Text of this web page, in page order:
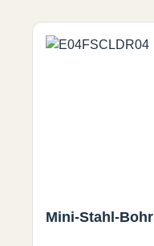
Mini-Stahl-